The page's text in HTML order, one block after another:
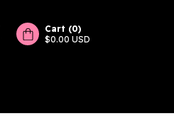
Cart (0)
$0.00 USD